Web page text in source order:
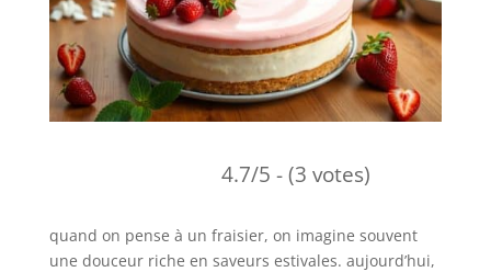
4.7/5 - (3 votes)
quand on pense à un fraisier, on imagine souvent
une douceur riche en saveurs estivales. aujourd’hui,